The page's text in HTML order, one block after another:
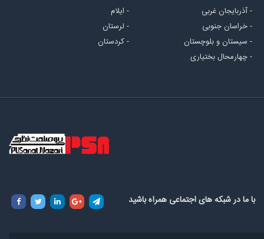
- آذربایجان غربی
- ایلام
- خراسان جنوبی
- لرستان
- سیستان و بلوچستان
- کردستان
- چهارمحال بختیاری
با ما در شبکه های اجتماعی همراه باشید